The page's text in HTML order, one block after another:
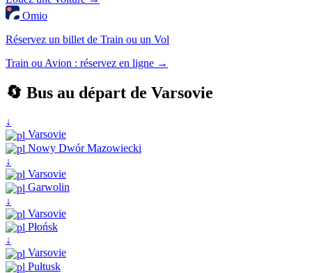
Omio
Réservez un billet de Train ou un Vol
Train ou Avion : réservez en ligne →
🔄 Bus au départ de Varsovie
↓
Varsovie
Nowy Dwór Mazowiecki
↓
Varsovie
Garwolin
↓
Varsovie
Płońsk
↓
Varsovie
Pułtusk